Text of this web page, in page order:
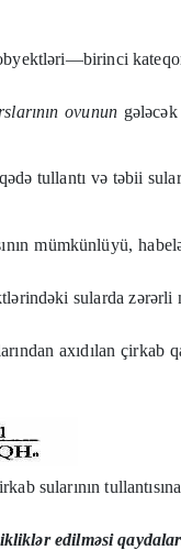
obyektləri—birinci
ovunun
tullantı və təbii
mümkünlüyü,
sularda zərərli
axıdılan çirkab
sularının
edilməsi